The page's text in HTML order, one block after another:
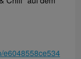
e6048558ce534